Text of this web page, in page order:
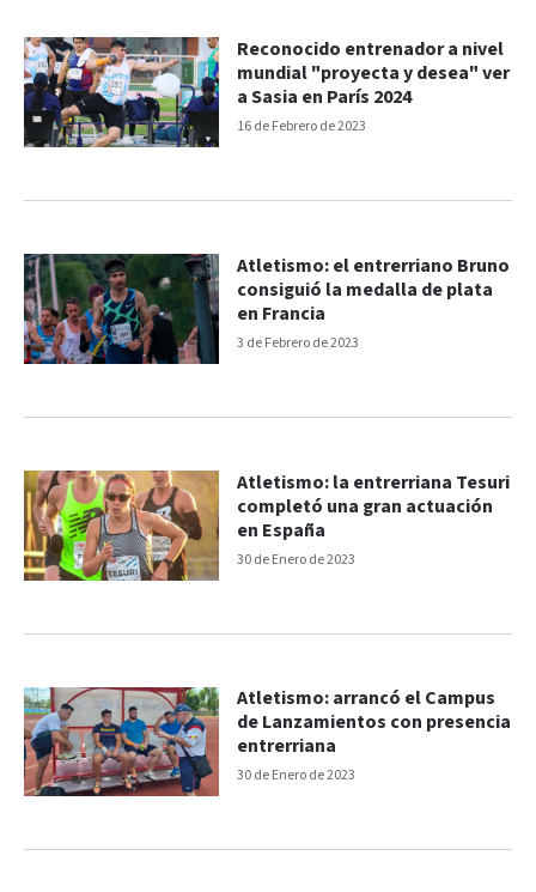
16 de Febrero de 2023
Reconocido entrenador a nivel
mundial "proyecta y desea" ver
a Sasia en París 2024
3 de Febrero de 2023
Atletismo: el entrerriano Bruno
consiguió la medalla de plata
en Francia
30 de Enero de 2023
Atletismo: la entrerriana Tesuri
completó una gran actuación
en España
30 de Enero de 2023
Atletismo: arrancó el Campus
de Lanzamientos con presencia
entrerriana